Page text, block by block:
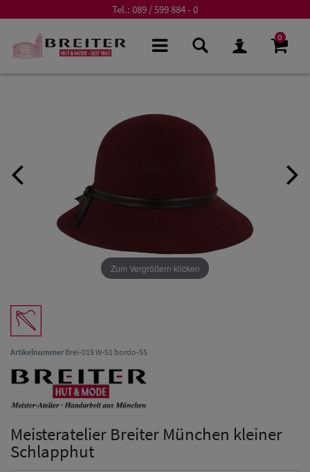
Tel.: 089 / 599 884 - 0
0
Zum Vergrößern klicken
ArtikelnummerBrei-019 W-51 bordo-55
Meisteratelier Breiter München kleiner
Schlapphut